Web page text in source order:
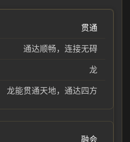
贯通
通达顺畅，连接无碍
龙
龙能贯通天地，通达四方
融会